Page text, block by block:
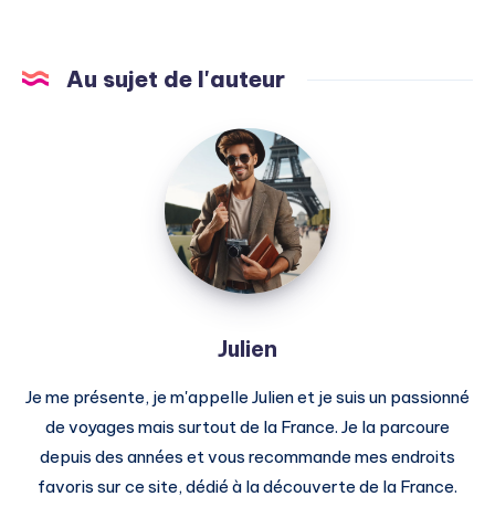
Au sujet de l'auteur
Julien
Julien
Je me présente, je m'appelle Julien et je suis un passionné
de voyages mais surtout de la France. Je la parcoure
depuis des années et vous recommande mes endroits
favoris sur ce site, dédié à la découverte de la France.